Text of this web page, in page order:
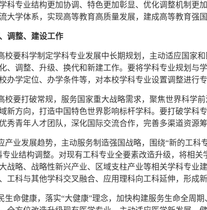
科专业结构更加协调、特色更加彰显、优化调整机制更
大学体系，实现高等教育高质量发展，建成高等教育强国
调整、建设工作
校要科学制定学科专业发展中长期规划，主动适应国家
、调整、升级、换代和新建工作。要将学科专业规划与
办学定位、办学条件等，对本校学科专业设置调整进行专
校要打破常规，服务国家重大战略需求，聚焦世界科学
新方向，打造中国特色世界影响标杆学科。要打破学科
秀青年人才团队，深化国际交流合作，完善多渠道资源
产业发展趋势，主动服务制造强国战略，围绕“新的工科
业结构调整。对现有工科专业全要素改造升级，将相
战略、战略性新兴产业、区域支柱产业等相关学科专业
工科与其他学科交叉融合、应用理科向工科延伸，形成
生命健康，落实“大健康”理念，加快构建服务生命全周